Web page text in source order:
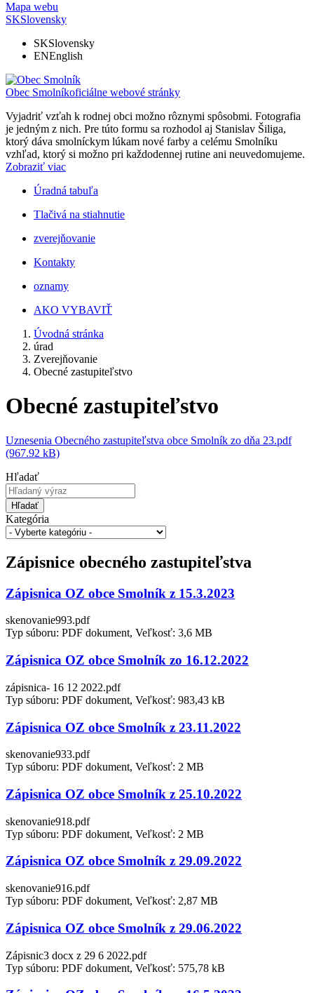
Mapa webu
SKSlovensky
SKSlovensky
ENEnglish
Obec Smolníkoficiálne webové stránky
Vyjadriť vzťah k rodnej obci možno rôznymi spôsobmi. Fotografia
je jedným z nich. Pre túto formu sa rozhodol aj Stanislav Šiliga,
ktorý dáva smolníckym lúkam nové farby a celému Smolníku
vzhľad, ktorý si možno pri každodennej rutine ani neuvedomujeme.
Zobraziť viac
Úradná tabuľa
Tlačivá na stiahnutie
zverejňovanie
Kontakty
oznamy
AKO VYBAVIŤ
Úvodná stránka
úrad
Zverejňovanie
Obecné zastupiteľstvo
Obecné zastupiteľstvo
Uznesenia Obecného zastupiteľstva obce Smolník zo dňa 23.pdf
(967.92 kB)
Hľadať
Hľadať
Kategória
Zápisnice obecného zastupiteľstva
Zápisnica OZ obce Smolník z 15.3.2023
skenovanie993.pdf
Typ súboru: PDF dokument, Veľkosť: 3,6 MB
Zápisnica OZ obce Smolník zo 16.12.2022
zápisnica- 16 12 2022.pdf
Typ súboru: PDF dokument, Veľkosť: 983,43 kB
Zápisnica OZ obce Smolník z 23.11.2022
skenovanie933.pdf
Typ súboru: PDF dokument, Veľkosť: 2 MB
Zápisnica OZ obce Smolník z 25.10.2022
skenovanie918.pdf
Typ súboru: PDF dokument, Veľkosť: 2 MB
Zápisnica OZ obce Smolník z 29.09.2022
skenovanie916.pdf
Typ súboru: PDF dokument, Veľkosť: 2,87 MB
Zápisnica OZ obce Smolník z 29.06.2022
Zápisnic3 docx z 29 6 2022.pdf
Typ súboru: PDF dokument, Veľkosť: 575,78 kB